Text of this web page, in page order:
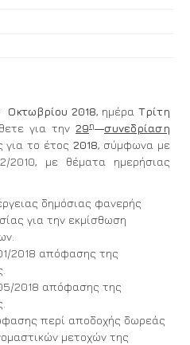
Οκτωβρίου 2018, ημέρα Τρίτη
για την 29η συνεδρίαση
για το έτος 2018, σύμφωνα με
με θέματα ημερήσιας
δημόσιας φανερής
για την εκμίσθωση
2018 απόφασης της
2018 απόφασης της
περί αποδοχής δωρεάς
μετοχών της